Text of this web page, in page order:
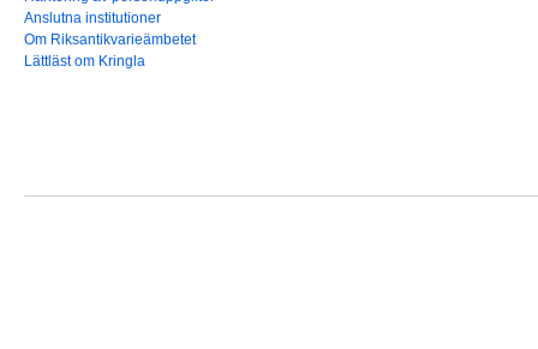
Anslutna institutioner
Om Riksantikvarieämbetet
Lättläst om Kringla